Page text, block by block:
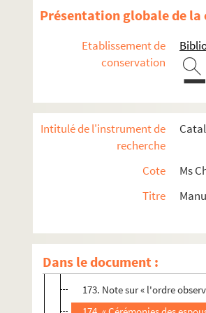
Présentation globale de
Etablissement de
conservation
Intitulé de l'instrument de
recherche
Cote
Ms
Titre
Dans le document :
73. « Relation des
80. « Verbal du voyage de
106. « Extraict des
142. « Nuptiae Caroli Quinti
143. Entrevue de Bayonne
159. « Cy sont denommez
167. Relation du mariage
171. Solennités des noces
173. Note sur « l'ordre